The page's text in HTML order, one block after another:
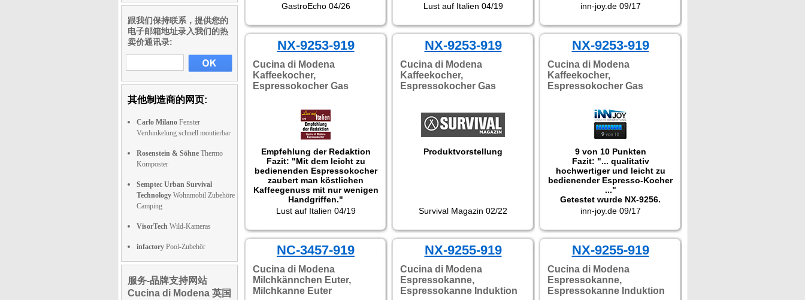
跟我们保持联系，提供您的
电子邮箱地址录入我们的热
卖价通讯录:
其他制造商的网页:
Carlo Milano Fenster
Verdunkelung schnell montierbar
Rosenstein & Söhne Thermo
Komposter
Semptec Urban Survival
Technology Wohnmobil Zubehöre
Camping
VisorTech Wild-Kameras
infactory Pool-Zubehör
服务-品牌支持网站
Cucina di Modena 英国
GastroEcho 04/26
Lust auf Italien 04/19
inn-joy.de 09/17
NX-9253-919
Cucina di Modena
Kaffeekocher,
Espressokocher Gas
Empfehlung der Redaktion
Fazit: "Mit dem leicht zu
bedienenden Espressokocher
zaubert man köstlichen
Kaffeegenuss mit nur wenigen
Handgriffen."
Getestet wurde NX-9256.
Lust auf Italien 04/19
NX-9253-919
Cucina di Modena
Kaffeekocher,
Espressokocher Gas
Produktvorstellung
Survival Magazin 02/22
NX-9253-919
Cucina di Modena
Kaffeekocher,
Espressokocher Gas
9 von 10 Punkten
Fazit: "... qualitativ
hochwertiger und leicht zu
bedienender Espresso-Kocher
..."
Getestet wurde NX-9256.
inn-joy.de 09/17
NC-3457-919
Cucina di Modena
Milchkännchen Euter,
Milchkanne Euter
NX-9255-919
Cucina di Modena
Espressokanne,
Espressokanne Induktion
NX-9255-919
Cucina di Modena
Espressokanne,
Espressokanne Induktion